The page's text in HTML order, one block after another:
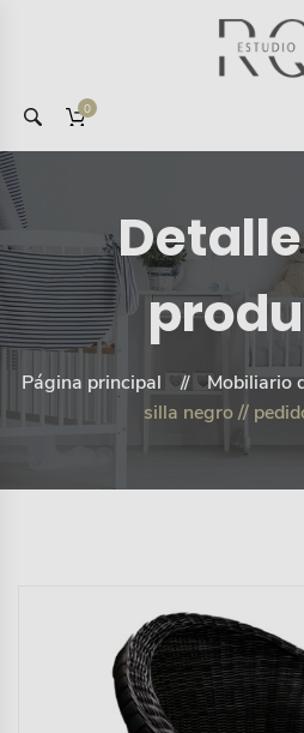
0
Página principal Mobiliario
silla negro //